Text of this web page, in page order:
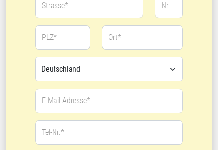
Strasse* Nr
PLZ* Ort*
E-Mail Adresse*
Tel-Nr.*